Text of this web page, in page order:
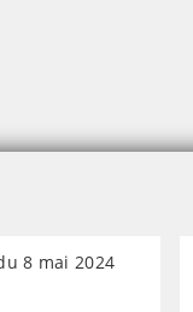
8 mai 2024